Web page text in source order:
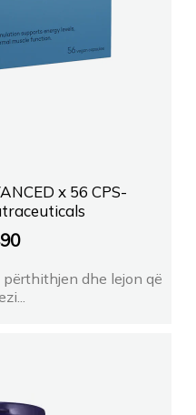
x 56 CPS-
dhe lejon që